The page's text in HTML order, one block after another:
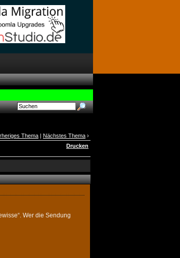
Thema | Nächstes Thema ›
Drucken
Wer die Sendung